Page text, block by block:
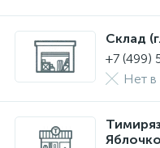
Склад
+7 (499)
Нет в